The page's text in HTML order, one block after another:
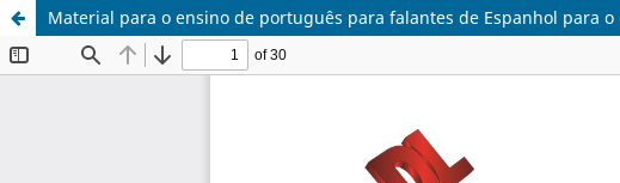
Material para o ensino de português para falantes de Espanhol para